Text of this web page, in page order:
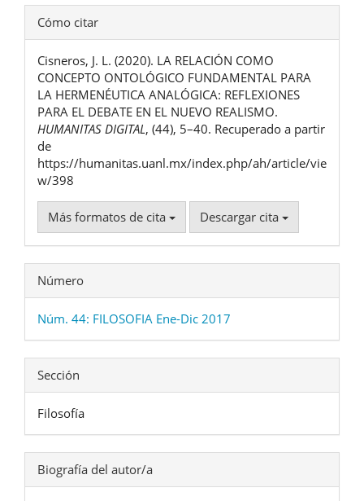
Detalles
del
artículo
Cómo citar
Cisneros, J. L. (2020). LA RELACIÓN COMO
CONCEPTO ONTOLÓGICO FUNDAMENTAL PARA
LA HERMENÉUTICA ANALÓGICA: REFLEXIONES
PARA EL DEBATE EN EL NUEVO REALISMO.
HUMANITAS DIGITAL, (44), 5–40. Recuperado a partir
de
https://humanitas.uanl.mx/index.php/ah/article/vie
w/398
Más formatos de cita Descargar cita
Número
Núm. 44: FILOSOFIA Ene-Dic 2017
Sección
Filosofía
Biografía del autor/a